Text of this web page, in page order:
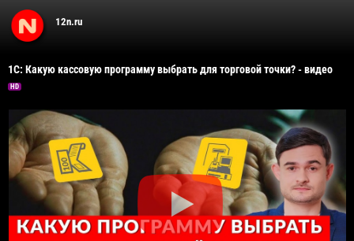
12n.ru
1С: Какую кассовую программу выбрать для торговой точки? - видео
HD